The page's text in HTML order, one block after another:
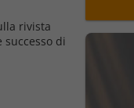
rivista
di